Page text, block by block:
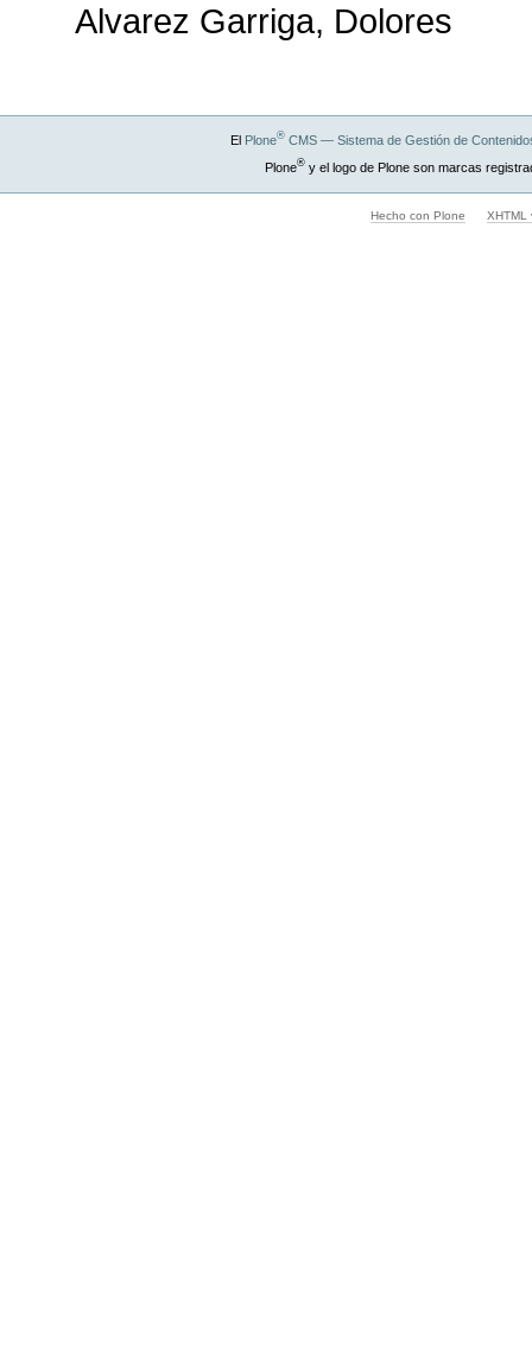
Alvarez Garriga, Dolores
El Plone®CMS — Sistema de Gestión de
Plone®y el logo de Plone son marcas
Hecho con Plone XHTML